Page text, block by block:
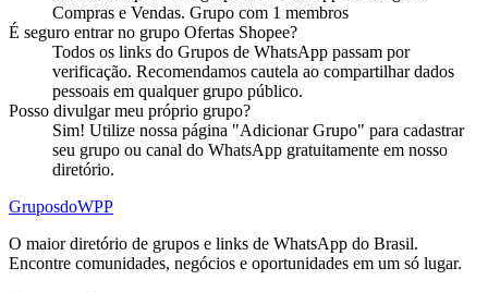
Compras e Vendas. Grupo com 1 membros
É seguro entrar no grupo Ofertas Shopee?
Todos os links do Grupos de WhatsApp passam por
verificação. Recomendamos cautela ao compartilhar dados
pessoais em qualquer grupo público.
Posso divulgar meu próprio grupo?
Sim! Utilize nossa página "Adicionar Grupo" para cadastrar
seu grupo ou canal do WhatsApp gratuitamente em nosso
diretório.
GruposdoWPP
O maior diretório de grupos e links de WhatsApp do Brasil.
Encontre comunidades, negócios e oportunidades em um só lugar.